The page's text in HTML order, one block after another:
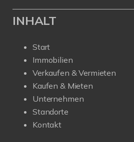
INHALT
Start
Immobilien
Verkaufen & Vermieten
Kaufen & Mieten
Unternehmen
Standorte
Kontakt